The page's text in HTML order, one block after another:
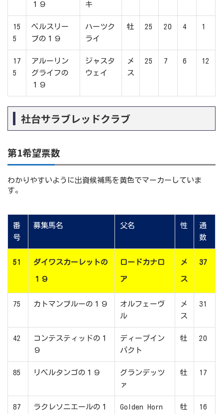
１９
キ
15
5
ベルスリー
ブの１９
ハーツク
ライ
牡 25 20 4 1
17
5
アルーリン
グライフの
１９
ジャスタ
ウェイ
メ
ス
25 7 6 12
社台サラブレッドクラブ
第1希望票数
わかりやすいように出資候補馬を黄色でマーカーしていま
す。
番
号
募集馬名 父名 性
通
数
51 ダイワスカーレットの
１９
ロードカナロ
ア
メ
ス
37
75 カトマンブルーの１９
オルフェーヴ
ル
メ
ス
31
42
コンテスティッドの１
９
ディープイン
パクト
牡 20
85 リベルタンゴの１９
グランデッツ
ァ
牡 17
87
ラクレソニエールの１
Golden Horn 牡 16